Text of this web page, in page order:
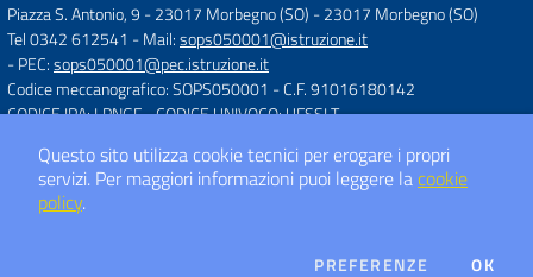
Piazza S. Antonio, 9 - 23017 Morbegno (SO) -23017 Morbegno (SO)
Tel 0342 612541 - Mail:sops050001@istruzione.it
- PEC:sops050001@pec.istruzione.it
Codice meccanografico: SOPS050001 - C.F. 91016180142
CODICE IPA: LPNGF- CODICE UNIVOCO: UFSSLT
Concept & Design by
Designers Italia
Questo sito utilizza cookie tecnici per erogare i propri
servizi. Per maggiori informazioni puoi leggere lacookie
policy.
PREFERENZE DEI COOKIE
OK